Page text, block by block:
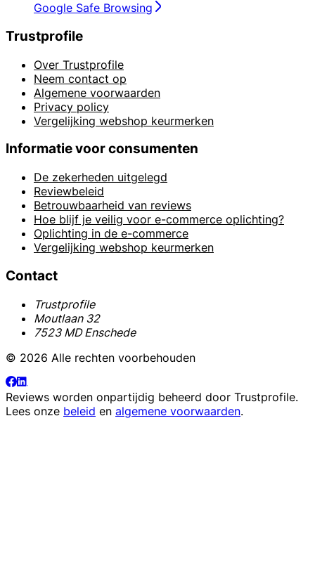
Google Safe Browsing
Trustprofile
Over Trustprofile
Neem contact op
Algemene voorwaarden
Privacy policy
Vergelijking webshop keurmerken
Informatie voor consumenten
De zekerheden uitgelegd
Reviewbeleid
Betrouwbaarheid van reviews
Hoe blijf je veilig voor e-commerce oplichting?
Oplichting in de e-commerce
Vergelijking webshop keurmerken
Contact
Trustprofile
Moutlaan 32
7523 MD Enschede
© 2026 Alle rechten voorbehouden
Reviews worden onpartijdig beheerd door Trustprofile.
Lees onze beleid en algemene voorwaarden.